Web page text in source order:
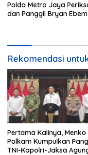
Polda Metro Jaya
dan Panggil Bryan
Rekomendasi
Pertama Kalinya, Menko
Polkam Kumpulkan
TNI-Kapolri-Jaksa